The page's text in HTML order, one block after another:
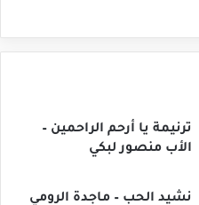
ترنيمة يا أرحم الراحمين –
الأب منصور لبكي
نشيد الحب – ماجدة الرومي